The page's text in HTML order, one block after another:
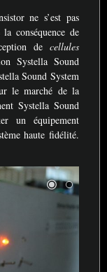
ne s’est pas
conséquence de
de cellules
Systella Sound
Sound System
le marché de la
Systella Sound
un équipement
haute fidélité.